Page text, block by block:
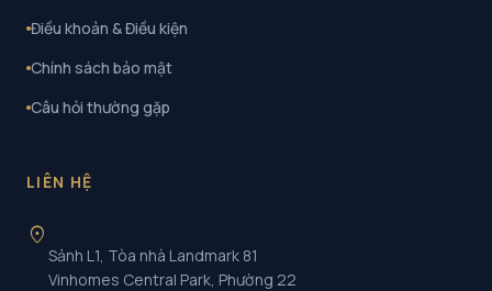
Điều khoản & Điều kiện
Chính sách bảo mật
Câu hỏi thường gặp
LIÊN HỆ
location_on
Sảnh L1, Tòa nhà Landmark 81
Vinhomes Central Park, Phường 22